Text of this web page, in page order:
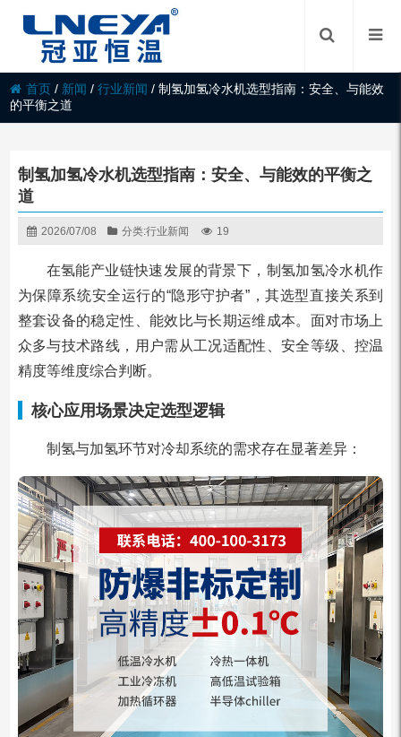
首页 / 新闻 /行业新闻 /制氢加氢冷水机选型指南：安全、与能效
的平衡之道
制氢加氢冷水机选型指南：安全、与能效的平衡之
道
2026/07/08 分类:行业新闻 19
在氢能产业链快速发展的背景下，制氢加氢冷水机作
为保障系统安全运行的“隐形守护者”，其选型直接关系到
整套设备的稳定性、能效比与长期运维成本。面对市场上
众多与技术路线，用户需从工况适配性、安全等级、控温
精度等维度综合判断。
核心应用场景决定选型逻辑
制氢与加氢环节对冷却系统的需求存在显著差异：